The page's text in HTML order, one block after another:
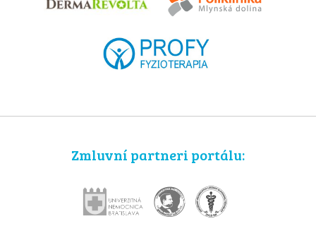
Zmluvní partneri portálu: